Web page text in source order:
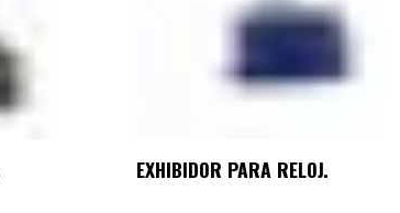
EXHIBIDOR PARA RELOJ.